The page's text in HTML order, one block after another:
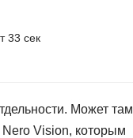
33 сек
Может там
Nero Vision, которым